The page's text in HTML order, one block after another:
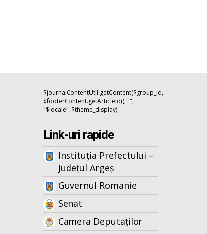
$journalContentUtil.getContent($group_id,
$footerContent.getArticleId(), "",
"$locale", $theme_display)
Link-uri rapide
Instituția Prefectului –
Județul Argeș
Guvernul Romaniei
Senat
Camera Deputaților